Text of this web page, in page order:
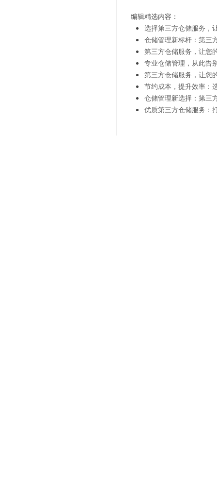
编辑精选内容：
选择第三方仓储服务，
仓储管理新标杆：第三
第三方仓储服务，让您
专业仓储管理，从此告
第三方仓储服务，让您
节约成本，提升效率：
仓储管理新选择：第三
优质第三方仓储服务：